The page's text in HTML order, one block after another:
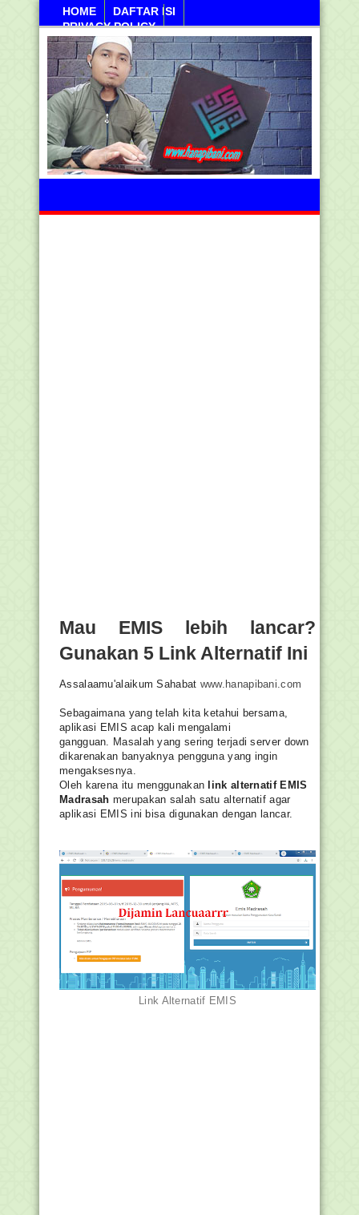
HOME
DAFTAR ISI
PRIVACY POLICY
Ahad, 09 Agustus 2026
Mau EMIS lebih lancar?
Gunakan 5 Link Alternatif Ini
Assalaamu'alaikum Sahabat www.hanapibani.com
Sebagaimana yang telah kita ketahui bersama,
aplikasi EMIS acap kali mengalami
gangguan. Masalah yang sering terjadi server down
dikarenakan banyaknya pengguna yang ingin
mengaksesnya.
Oleh karena itu menggunakan
link alternatif EMIS
Madrasah merupakan salah satu alternatif agar
aplikasi EMIS ini bisa digunakan dengan lancar.
Link Alternatif EMIS